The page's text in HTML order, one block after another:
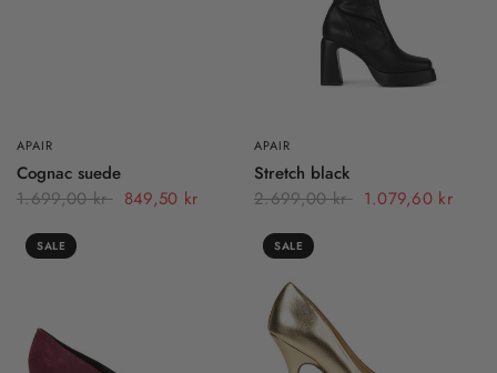
APAIR
Cognac suede
1.699,00 kr 849,50 kr
APAIR
Stretch black
2.699,00 kr 1.079,60 kr
SALE SALE